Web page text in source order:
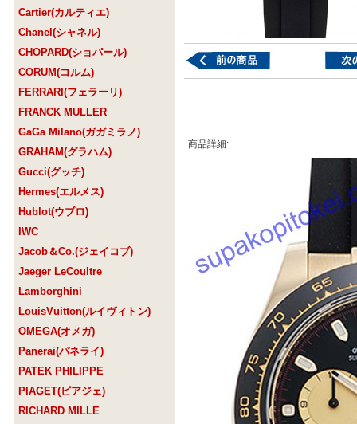
Cartier(カルティエ)
Chanel(シャネル)
CHOPARD(ショパール)
CORUM(コルム)
FERRARI(フェラーリ)
FRANCK MULLER
GaGa Milano(ガガミラノ)
GRAHAM(グラハム)
Gucci(グッチ)
Hermes(エルメス)
Hublot(ウブロ)
IWC
Jacob＆Co.(ジェイコブ)
Jaeger LeCoultre
Lamborghini
LouisVuitton(ルイヴィトン)
OMEGA(オメガ)
Panerai(パネライ)
PATEK PHILIPPE
PIAGET(ピアジェ)
RICHARD MILLE
商品詳細: